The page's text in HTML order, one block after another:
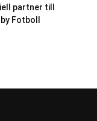
partner till
Fotboll